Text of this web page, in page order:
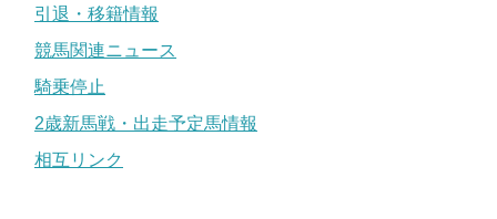
引退・移籍情報
競馬関連ニュース
騎乗停止
2歳新馬戦・出走予定馬情報
相互リンク